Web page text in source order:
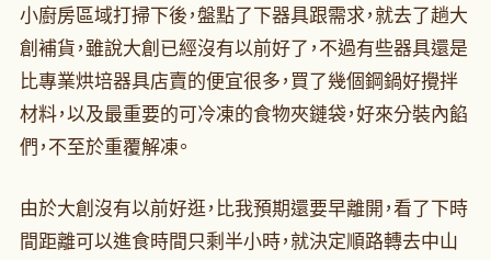
小廚房區域打掃下後，盤點了下器具跟需求，就去了趟大
創補貨，雖說大創已經沒有以前好了，不過有些器具還是
比專業烘培器具店賣的便宜很多，買了幾個鋼鍋好攪拌
材料，以及最重要的可冷凍的食物夾鏈袋，好來分裝內餡
們，不至於重覆解凍。
由於大創沒有以前好逛，比我預期還要早離開，看了下時
間距離可以進食時間只剩半小時，就決定順路轉去中山